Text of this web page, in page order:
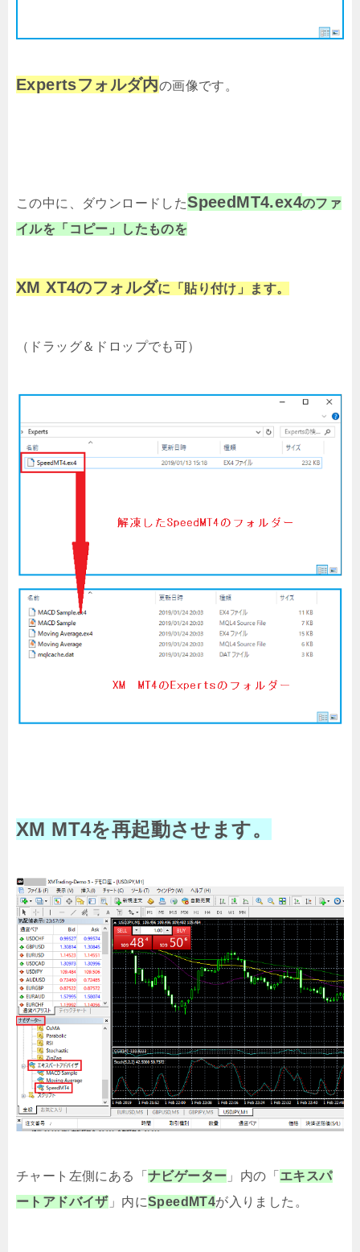
Expertsフォルダ内の画像です。
この中に、ダウンロードしたSpeedMT4.ex4のファ
イルを「コピー」したものを
XM XT4のフォルダに「貼り付け」ます。
（ドラッグ＆ドロップでも可）
XM MT4を再起動させます。
チャート左側にある「 ナビゲーター 」内の「 エキスパ
ートアドバイザ」内にSpeedMT4が入りました。